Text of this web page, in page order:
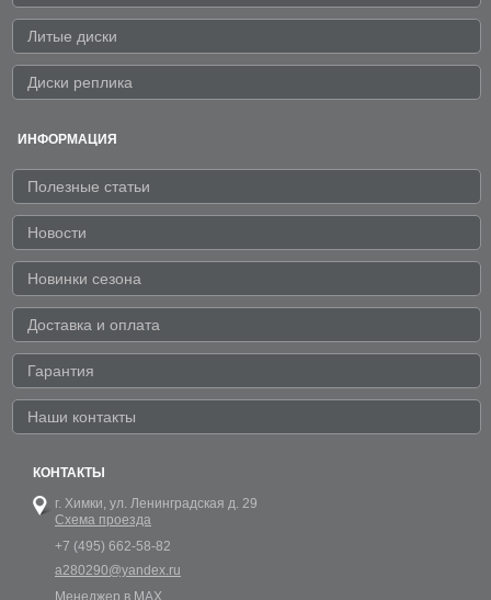
Литые диски
Диски реплика
ИНФОРМАЦИЯ
Полезные статьи
Новости
Новинки сезона
Доставка и оплата
Гарантия
Наши контакты
КОНТАКТЫ
г. Химки, ул. Ленинградская д. 29
Схема проезда
+7 (495) 662-58-82
a280290@yandex.ru
Менеджер в MAX